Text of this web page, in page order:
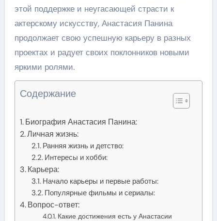
этой поддержке и неугасающей страсти к
актерскому искусству, Анастасия Панина
продолжает свою успешную карьеру в разных
проектах и радует своих поклонников новыми
яркими ролями.
Содержание
Биография Анастасия Панина:
Личная жизнь:
Ранняя жизнь и детство:
Интересы и хобби:
Карьера:
Начало карьеры и первые работы:
Популярные фильмы и сериалы:
Вопрос-ответ:
Какие достижения есть у Анастасии